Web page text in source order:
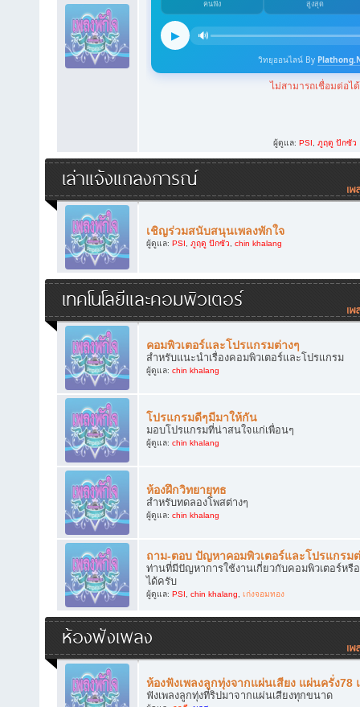
ผู้ดูแล: PSI, ภูฤดู ปักซัว
เล่าแจ้งแถลงการณ์
เชิญร่วมสนับสนุนเพลงพักใจ
ผู้ดูแล: PSI, ภูฤดู ปักซัว, chin khalang
เทคโนโลยีและคอมพิวเตอร์
คอมพิวเตอร์และโปรแกรมต่างๆ
สำหรับแนะนำเรื่องคอมพิวเตอร์และโปรแกรม
ผู้ดูแล: chin khalang
โปรแกรมดีๆมีมาให้กัน
มอบโปรแกรมที่น่าสนใจแก่เพื่อนๆ
ผู้ดูแล: chin khalang
ห้องฝึกวิทยายุทธ
สำหรับทดลองโพสต่างๆ
ผู้ดูแล: chin khalang
ถาม-ตอบ ปัญหาคอมพิวเตอร์และโปรแกรม
ท่านที่มีปัญหาการใช้งานเกี่ยวกับคอมพิวเตอร์ห
ได้ครับ
ผู้ดูแล: PSI, chin khalang, เก่งจอมทอง
ห้องฟังเพลง
ห้องฟังเพลงลูกทุ่งจากแผ่นเสียง แผ่นครั่ง78
ฟังเพลงลูกทุ่งที่ริปมาจากแผ่นเสียงทุกขนาด